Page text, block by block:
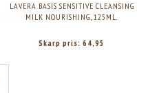
LAVERA BASIS SENSITIVE CLEANSING
MILK NOURISHING, 125ML.
Skarp pris: 64,95